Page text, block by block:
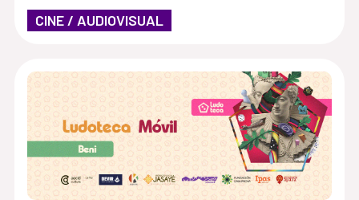
CINE / AUDIOVISUAL